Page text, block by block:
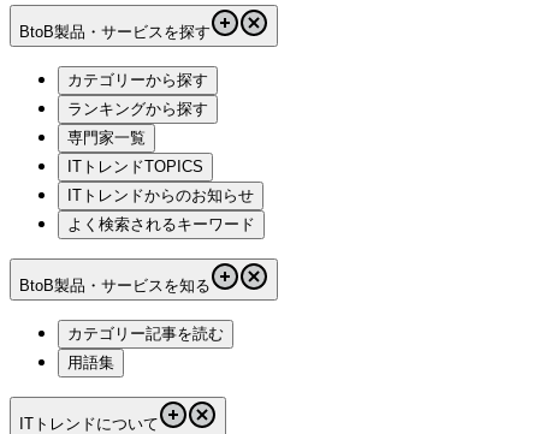
BtoB製品・サービスを探す
カテゴリーから探す
ランキングから探す
専門家一覧
ITトレンドTOPICS
ITトレンドからのお知らせ
よく検索されるキーワード
BtoB製品・サービスを知る
カテゴリー記事を読む
用語集
ITトレンドについて